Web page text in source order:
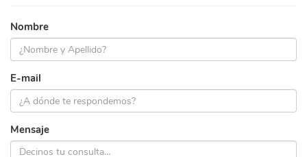
Nombre
E-mail
Mensaje